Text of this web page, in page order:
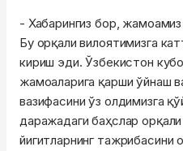
- Хабарингиз бор,
Бу орқали вилоятимизга
кириш эди. Ўзбекистон
жамоаларига қарши ўйнаш
вазифасини ўз олдимизга
даражадаги баҳслар
йигитларнинг